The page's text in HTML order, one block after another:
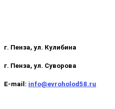
г. Пенза, ул. Кулибина
г. Пенза, ул. Суворова
E-mail: info@evroholod58.ru